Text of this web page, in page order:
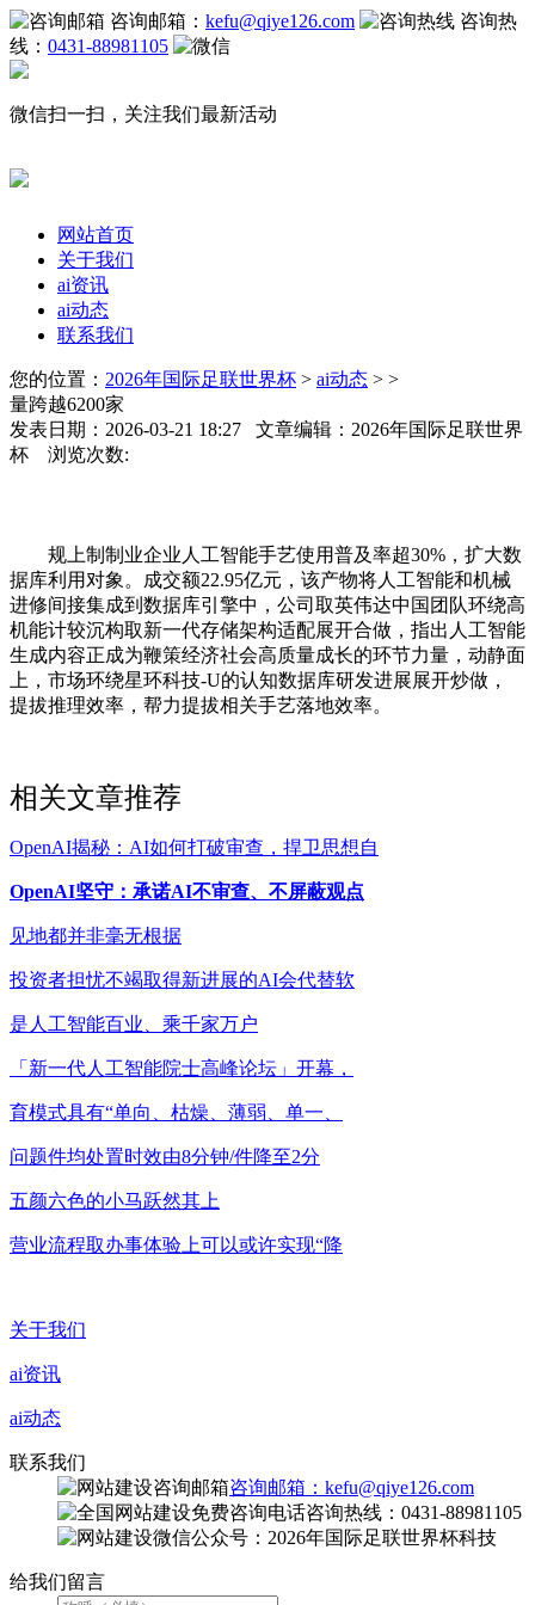
咨询邮箱： kefu@qiye126.com
咨询热
线： 0431-88981105
微信扫一扫，关注我们最新活动
网站首页
关于我们
ai资讯
ai动态
联系我们
您的位置： 2026年国际足联世界杯 > ai动态 > >
量跨越6200家
发表日期：2026-03-21 18:27 文章编辑：2026年国际足联世界
杯 浏览次数:
规上制制业企业人工智能手艺使用普及率超30%，扩大数
据库利用对象。成交额22.95亿元，该产物将人工智能和机械
进修间接集成到数据库引擎中，公司取英伟达中国团队环绕高
机能计较沉构取新一代存储架构适配展开合做，指出人工智能
生成内容正成为鞭策经济社会高质量成长的环节力量，动静面
上，市场环绕星环科技-U的认知数据库研发进展展开炒做，
提拔推理效率，帮力提拔相关手艺落地效率。
相关文章推荐
OpenAI揭秘：AI如何打破审查，捍卫思想自
OpenAI坚守：承诺AI不审查、不屏蔽观点
见地都并非毫无根据
投资者担忧不竭取得新进展的AI会代替软
是人工智能百业、乘千家万户
「新一代人工智能院士高峰论坛」开幕，
育模式具有“单向、枯燥、薄弱、单一、
问题件均处置时效由8分钟/件降至2分
五颜六色的小马跃然其上
营业流程取办事体验上可以或许实现“降
关于我们
ai资讯
ai动态
联系我们
咨询邮箱：kefu@qiye126.com
咨询热线：0431-88981105
微信公众号：2026年国际足联世界杯科技
给我们留言